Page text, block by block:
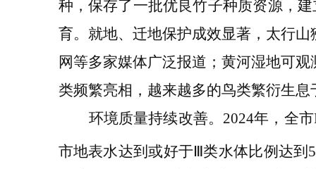
种，保存了一批优良竹子种质资源，
育。 就地、 迁地保护成效显著， 太行山
网等多家媒体广泛报道；黄河湿地可
类频繁亮相，越来越多的鸟类繁衍生息
环境质量持续改善。 2024年，全市
市地表水达到或好于Ⅲ类水体比例达到